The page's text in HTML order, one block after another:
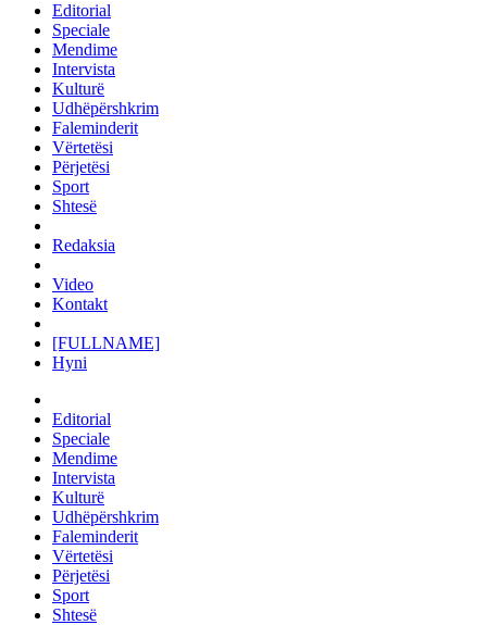
Editorial
Speciale
Mendime
Intervista
Kulturë
Udhëpërshkrim
Faleminderit
Vërtetësi
Përjetësi
Sport
Shtesë
Redaksia
Video
Kontakt
[FULLNAME]
Hyni
Editorial
Speciale
Mendime
Intervista
Kulturë
Udhëpërshkrim
Faleminderit
Vërtetësi
Përjetësi
Sport
Shtesë